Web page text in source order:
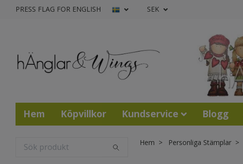
PRESS FLAG FOR ENGLISH SEK
Hem Köpvillkor Kundservice Blogg
Hem Personliga Stämplar